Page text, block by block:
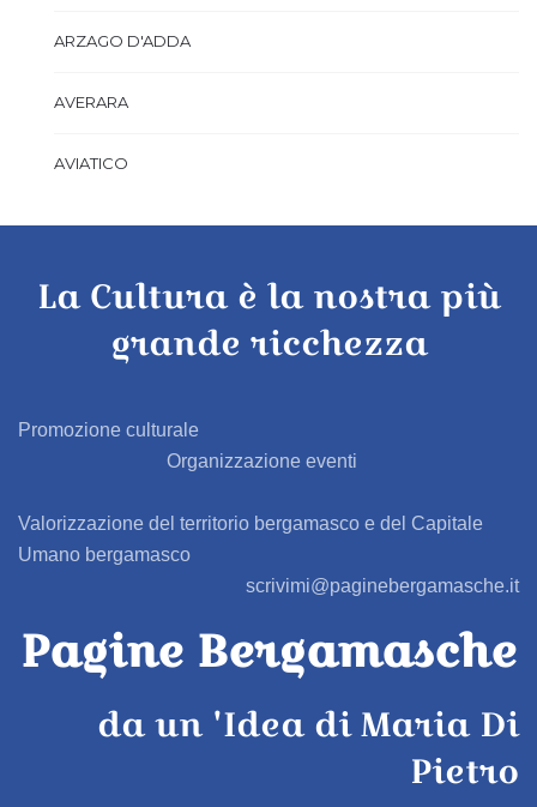
ARZAGO D'ADDA
AVERARA
AVIATICO
AZZANO SAN PAOLO
AZZONE
BAGNATICA
BARIANO
BEDULITA
BERBENNO
La Cultura è la nostra più
grande ricchezza
Promozione culturale
Organizzazione eventi
Valorizzazione del territorio bergamasco e del Capitale
Umano bergamasco
scrivimi@paginebergamasche.it
Pagine Bergamasche
da un 'Idea di Maria Di
Pietro